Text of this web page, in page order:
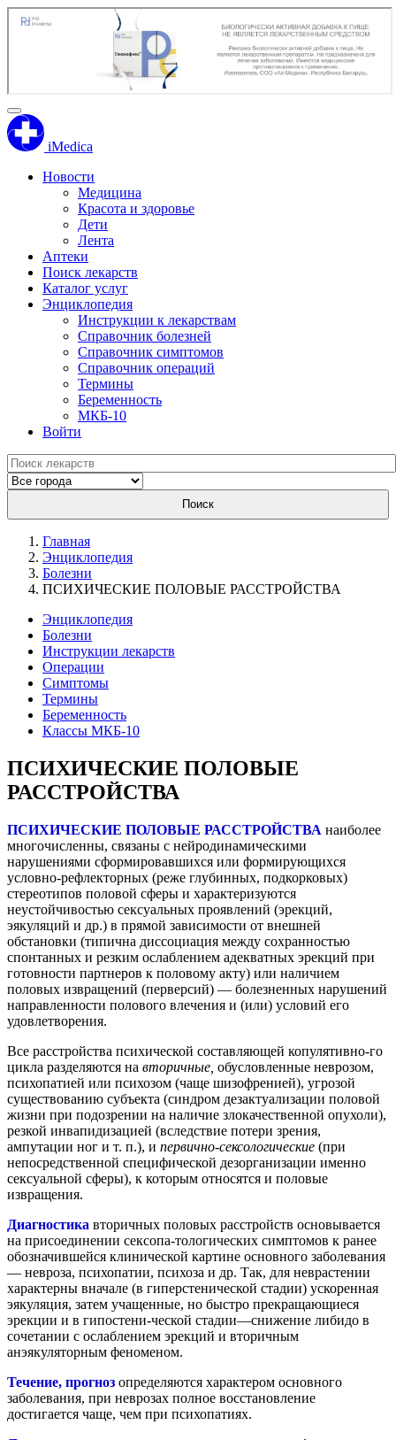
iMedica
Новости
Медицина
Красота и здоровье
Дети
Лента
Аптеки
Поиск лекарств
Каталог услуг
Энциклопедия
Инструкции к лекарствам
Справочник болезней
Справочник симптомов
Справочник операций
Термины
Беременность
МКБ-10
Войти
Поиск
Главная
Энциклопедия
Болезни
ПСИХИЧЕСКИЕ ПОЛОВЫЕ РАССТРОЙСТВА
Энциклопедия
Болезни
Инструкции лекарств
Операции
Симптомы
Термины
Беременность
Классы МКБ-10
ПСИХИЧЕСКИЕ ПОЛОВЫЕ
РАССТРОЙСТВА
ПСИХИЧЕСКИЕ ПОЛОВЫЕ РАССТРОЙСТВА наиболее
многочисленны, связаны с нейродинамическими
нарушениями сформировавшихся или формирующихся
условно-рефлекторных (реже глубинных, подкорковых)
стереотипов половой сферы и характеризуются
неустойчивостью сексуальных проявлений (эрекций,
эякуляций и др.) в прямой зависимости от внешней
обстановки (типична диссоциация между сохранностью
спонтанных и резким ослаблением адекватных эрекций при
готовности партнеров к половому акту) или наличием
половых извращений (перверсий) — болезненных нарушений
направленности полового влечения и (или) условий его
удовлетворения.
Все расстройства психической составляющей копулятивно-го
цикла разделяются на вторичные, обусловленные неврозом,
психопатией или психозом (чаще шизофренией), угрозой
существованию субъекта (синдром дезактуализации половой
жизни при подозрении на наличие злокачественной опухоли),
резкой инвапидизацией (вследствие потери зрения,
ампутации ног и т. п.), и первично-сексологические (при
непосредственной специфической дезорганизации именно
сексуальной сферы), к которым относятся и половые
извращения.
Диагностика вторичных половых расстройств основывается
на присоединении сексопа-тологических симптомов к ранее
обозначившейся клинической картине основного заболевания
— невроза, психопатии, психоза и др. Так, для неврастении
характерны вначале (в гиперстенической стадии) ускоренная
эякуляция, затем учащенные, но быстро прекращающиеся
эрекции и в гипостени-ческой стадии—снижение либидо в
сочетании с ослаблением эрекций и вторичным
анэякуляторным феноменом.
Течение, прогноз определяются характером основного
заболевания, при неврозах полное восстановление
достигается чаще, чем при психопатиях.